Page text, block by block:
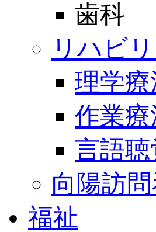
歯科
リハビ
理学療
作業療
言語聴
向陽訪
福祉